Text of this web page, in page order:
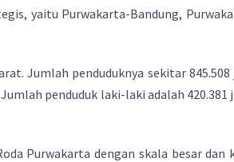
yaitu Purwakarta-Bandung,
Jumlah penduduknya sekitar 845.508
penduduk laki-laki adalah 420.381
Purwakarta dengan skala besar dan